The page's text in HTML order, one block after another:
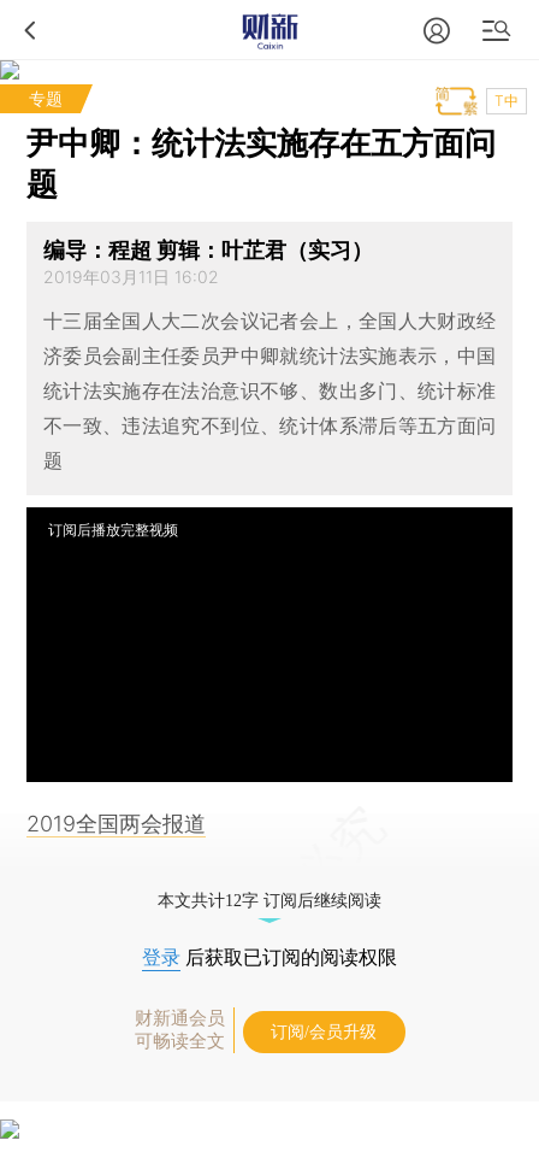
专题 T中
尹中卿：统计法实施存在五方面问
题
编导：程超 剪辑：叶芷君（实习）
2019年03月11日 16:02
十三届全国人大二次会议记者会上，全国人大财政经
济委员会副主任委员尹中卿就统计法实施表示，中国
统计法实施存在法治意识不够、数出多门、统计标准
不一致、违法追究不到位、统计体系滞后等五方面问
题
订阅后播放完整视频
2019全国两会报道
本文共计12字 订阅后继续阅读
登录 后获取已订阅的阅读权限
财新通会员
可畅读全文
订阅/会员升级